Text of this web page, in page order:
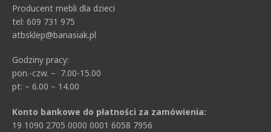
Producent mebli dla dzieci
tel: 609 731 975
atbsklep@banasiak.pl
Godziny pracy:
pon.-czw. – 7.00-15.00
pt: – 6.00 – 14.00
Konto bankowe do płatności za zamówienia:
19 1090 2705 0000 0001 6058 7956